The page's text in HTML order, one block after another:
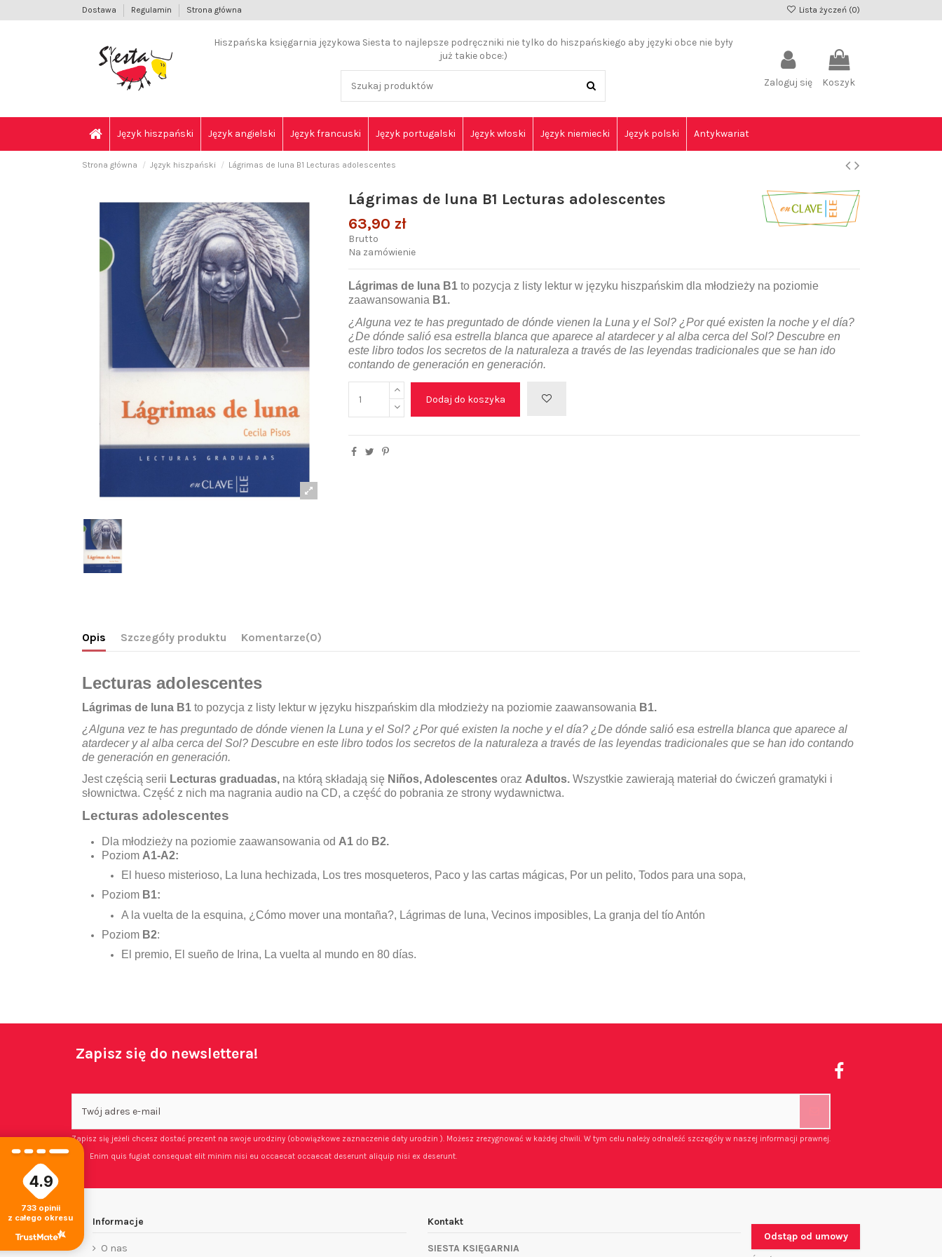
Dostawa Regulamin Strona główna Lista życzeń (0)
Hiszpańska księgarnia językowa Siesta to najlepsze podręczniki nie tylko do hiszpańskiego aby języki obce nie były
już takie obce:)
Zaloguj się Koszyk
Język hiszpański Język angielski Język francuski Język portugalski Język włoski Język niemiecki Język polski Antykwariat
Strona główna Język hiszpański Lágrimas de luna B1 Lecturas adolescentes
Lágrimas de luna B1 Lecturas adolescentes
63,90 zł
Brutto
Na zamówienie
Lágrimas de luna B1 to pozycja z listy lektur w języku hiszpańskim dla młodzieży na poziomie
zaawansowania B1.
¿Alguna vez te has preguntado de dónde vienen la Luna y el Sol? ¿Por qué existen la noche y el día?
¿De dónde salió esa estrella blanca que aparece al atardecer y al alba cerca del Sol? Descubre en
este libro todos los secretos de la naturaleza a través de las leyendas tradicionales que se han ido
contando de generación en generación.
Dodaj do koszyka
Opis Szczegóły produktu Komentarze(0)
Lecturas adolescentes
Lágrimas de luna B1 to pozycja z listy lektur w języku hiszpańskim dla młodzieży na poziomie zaawansowania B1.
¿Alguna vez te has preguntado de dónde vienen la Luna y el Sol? ¿Por qué existen la noche y el día? ¿De dónde salió esa estrella blanca que aparece al
atardecer y al alba cerca del Sol? Descubre en este libro todos los secretos de la naturaleza a través de las leyendas tradicionales que se han ido contando
de generación en generación.
Jest częścią serii Lecturas graduadas, na którą składają się Niños, Adolescentes oraz Adultos. Wszystkie zawierają materiał do ćwiczeń gramatyki i
słownictwa. Część z nich ma nagrania audio na CD, a część do pobrania ze strony wydawnictwa.
Lecturas adolescentes
Dla młodzieży na poziomie zaawansowania od A1 do B2.
Poziom A1-A2:
El hueso misterioso, La luna hechizada, Los tres mosqueteros, Paco y las cartas mágicas, Por un pelito, Todos para una sopa,
Poziom B1:
A la vuelta de la esquina, ¿Cómo mover una montaña?, Lágrimas de luna, Vecinos imposibles, La granja del tío Antón
Poziom B2:
El premio, El sueño de Irina, La vuelta al mundo en 80 días.
4.9
733 opinii
z całego okresu
Zapisz się do newslettera!
Zapisz się jeżeli chcesz dostać prezent na swoje urodziny (obowiązkowe zaznaczenie daty urodzin ). Możesz zrezygnować w każdej chwili. W tym celu należy odnaleźć szczegóły w naszej informacji prawnej.
Enim quis fugiat consequat elit minim nisi eu occaecat occaecat deserunt aliquip nisi ex deserunt.
Informacje
O nas
Kontakt
SIESTA KSIĘGARNIA
Odstąp od umowy